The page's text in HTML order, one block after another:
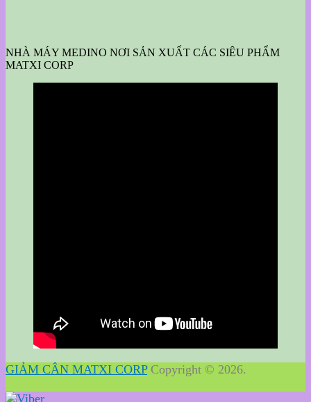
NHÀ MÁY MEDINO NƠI SẢN XUẤT CÁC SIÊU PHẨM
MATXI CORP
GIẢM CÂN MATXI CORPCopyright © 2026.